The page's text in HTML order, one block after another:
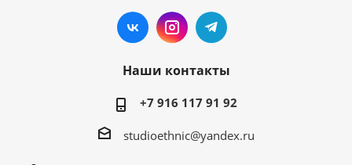
Наши контакты
+7 916 117 91 92
studioethnic@yandex.ru